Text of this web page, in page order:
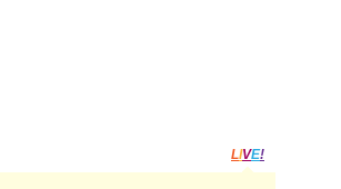
LIVE!